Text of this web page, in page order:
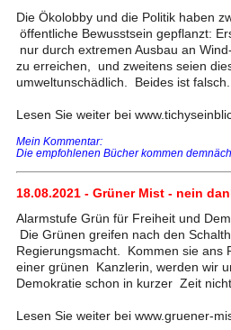
Die Ökolobby und die Politik haben
öffentliche Bewusstsein gepflanzt:
nur durch extremen Ausbau an
zu erreichen, und zweitens seien
umweltunschädlich. Beides ist falsch.
Lesen Sie weiter bei
Mein Kommentar:
Die empfohlenen Bücher kommen
18.08.2021 - Grüner Mist - nein
Alarmstufe Grün für Freiheit und
Die Grünen greifen nach den
Regierungsmacht. Kommen sie ans
einer grünen Kanzlerin, werden wir
Demokratie schon in kurzer Zeit
Lesen Sie weiter bei www.gruener-